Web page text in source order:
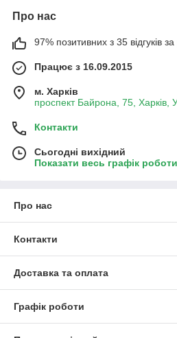
Про нас
97% позитивних з 35 відгуків за
Працює з 16.09.2015
м. Харків
проспект Байрона, 75, Харків,
Контакти
Сьогодні вихідний
Показати весь графік роботи
Про нас
Контакти
Доставка та оплата
Графік роботи